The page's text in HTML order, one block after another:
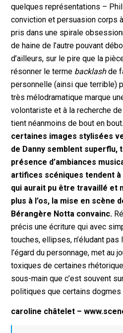
quelques représentations –
conviction et persuasion corps
pris dans une spirale
de haine de l’autre pouvant
d’ailleurs, sur le pire que la
résonner le terme backlashde
personnelle (ainsi que terrible)
très mélodramatique marque
volontariste et à la recherche de
tient néanmoins de bout en bout.
certaines images stylisées
de Danny semblent superflu,
présence d’ambiances
artifices scéniques tendent
qui aurait pu être travaillé et
plus à l’os, la mise en scène
Bérangère Notta convainc.
précis une écriture qui avec
touches, ellipses, n’éludant pas
l’égard du personnage, met au
toxiques de certaines
sous-main que c’est souvent
politiques que certains
caroline châtelet –